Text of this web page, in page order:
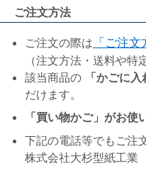
ご注文方法
ご注文の際は 「ご注文
（注文方法・送料や特
該当商品の
「かごに
だけます。
「買い物かご」がお使
下記の電話等でもご注
株式会社大杉型紙工